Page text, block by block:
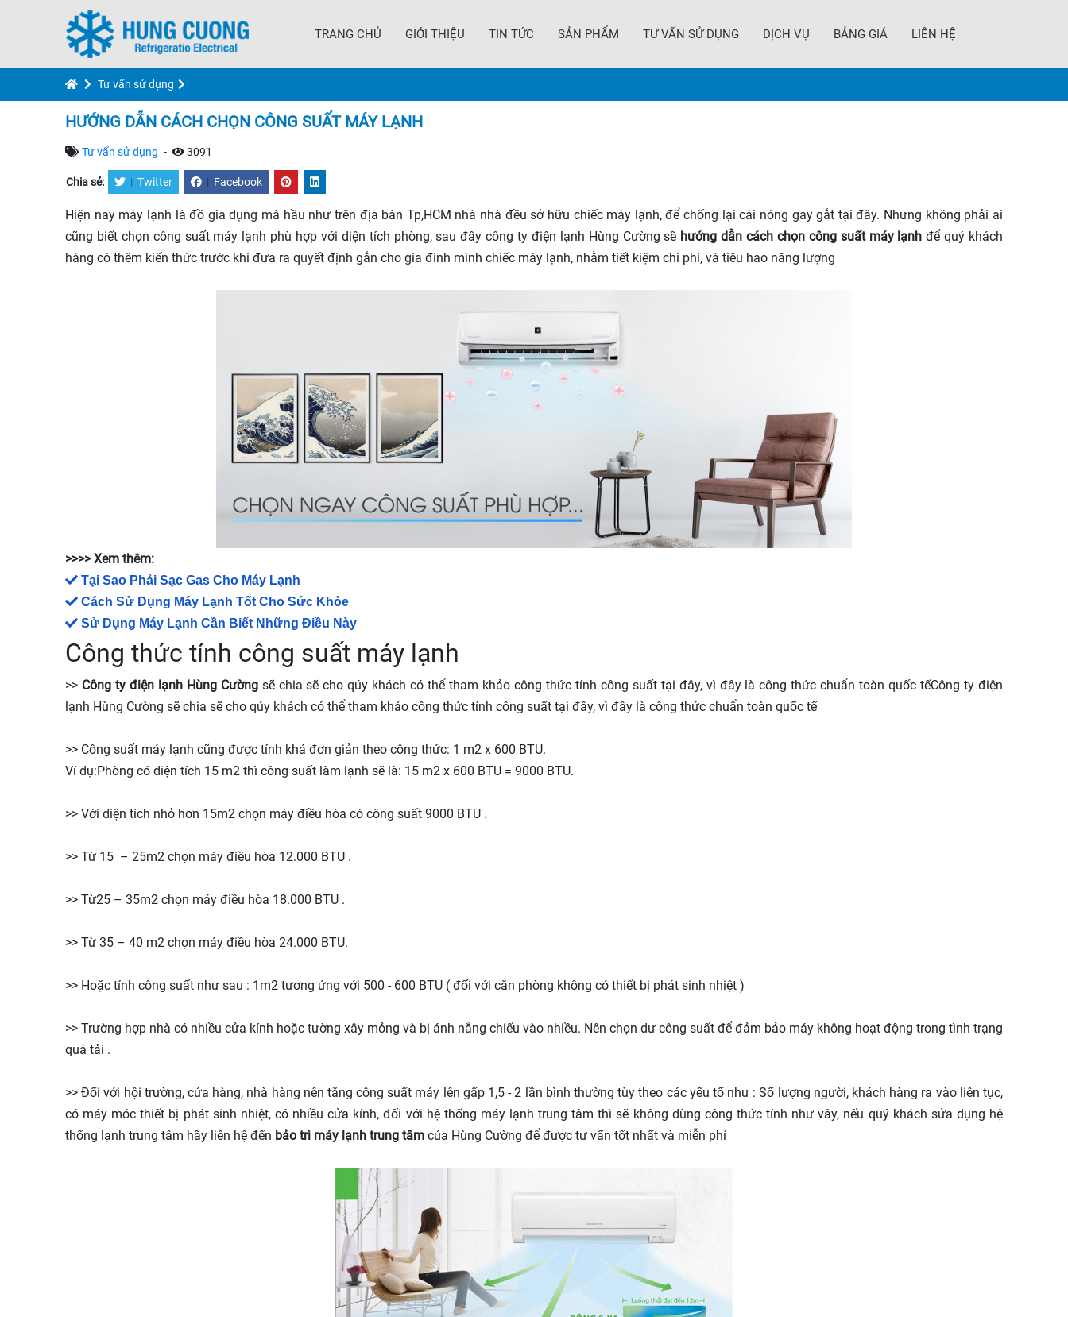
TRANG CHỦ GIỚI THIỆU TIN TỨC SẢN PHẨM TƯ VẤN SỬ DỤNG DỊCH VỤ BẢNG GIÁ LIÊN HỆ
Tư vấn sử dụng
HƯỚNG DẪN CÁCH CHỌN CÔNG SUẤT MÁY LẠNH
Tư vấn sử dụng - 3091
Chia sẻ: | Twitter | Facebook
Hiện nay máy lạnh là đồ gia dụng mà hầu như trên địa bàn Tp,HCM nhà nhà đều sở hữu chiếc máy lạnh, để chống lại cái nóng gay gắt tại đây. Nhưng không phải ai
cũng biết chọn công suất máy lạnh phù hợp với diện tích phòng, sau đây công ty điện lạnh Hùng Cường sẽ hướng dẫn cách chọn công suất máy lạnh để quý khách
hàng có thêm kiến thức trước khi đưa ra quyết định gắn cho gia đình mình chiếc máy lạnh, nhằm tiết kiệm chi phí, và tiêu hao năng lượng
>>>> Xem thêm:
Tại Sao Phải Sạc Gas Cho Máy Lạnh
Cách Sử Dụng Máy Lạnh Tốt Cho Sức Khỏe
Sử Dụng Máy Lạnh Cần Biết Những Điều Này
Công thức tính công suất máy lạnh
>> Công ty điện lạnh Hùng Cườngsẽ chia sẽ cho qúy khách có thể tham khảo công thức tính công suất tại đây, vì đây là công thức chuẩn toàn quốc tếCông ty điện
lạnh Hùng Cường sẽ chia sẽ cho qúy khách có thể tham khảo công thức tính công suất tại đây, vì đây là công thức chuẩn toàn quốc tế
>> Công suất máy lạnh cũng được tính khá đơn giản theo công thức: 1 m2 x 600 BTU.
Ví dụ:Phòng có diện tích 15 m2 thì công suất làm lạnh sẽ là: 15 m2 x 600 BTU = 9000 BTU.
>> Với diện tích nhỏ hơn 15m2 chọn máy điều hòa có công suất 9000 BTU .
>> Từ 15 – 25m2 chọn máy điều hòa 12.000 BTU .
>> Từ25 – 35m2 chọn máy điều hòa 18.000 BTU .
>> Từ 35 – 40 m2 chọn máy điều hòa 24.000 BTU.
>> Hoặc tính công suất như sau : 1m2 tương ứng với 500 - 600 BTU ( đối với căn phòng không có thiết bị phát sinh nhiệt )
>> Trường hợp nhà có nhiều cửa kính hoặc tường xây mỏng và bị ánh nắng chiếu vào nhiều. Nên chọn dư công suất để đảm bảo máy không hoạt động trong tình trạng
quá tải .
>> Đối với hội trường, cửa hàng, nhà hàng nên tăng công suất máy lên gấp 1,5 - 2 lần bình thường tùy theo các yếu tố như : Số lượng người, khách hàng ra vào liên tục,
có máy móc thiết bị phát sinh nhiệt, có nhiều cửa kính, đối với hệ thống máy lạnh trung tâm thì sẽ không dùng công thức tính như vây, nếu quý khách sửa dụng hệ
thống lạnh trung tâm hãy liên hệ đến bảo trì máy lạnh trung tâm của Hùng Cường để được tư vấn tốt nhất và miễn phí